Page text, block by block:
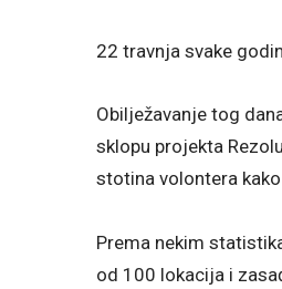
22 travnja svake
Obilježavanje tog
sklopu projekta
stotina volontera
Prema nekim
od 100 lokacija i